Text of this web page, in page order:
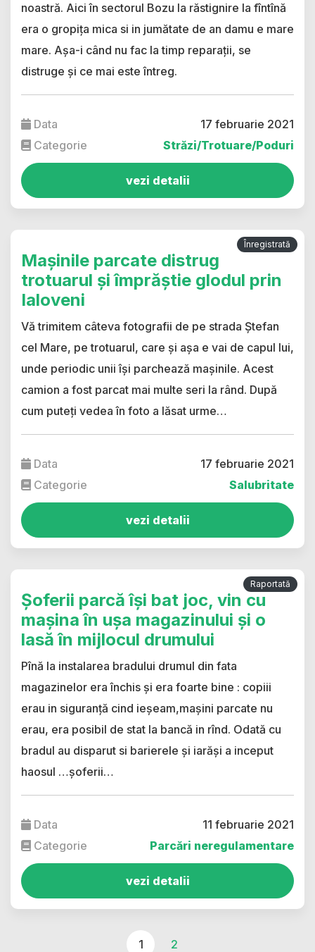
noastră. Aici în sectorul Bozu la răstignire la fîntînă
era o gropița mica si in jumătate de an damu e mare
mare. Așa-i când nu fac la timp reparații, se
distruge și ce mai este întreg.
Data
17 februarie 2021
Categorie
Străzi/Trotuare/Poduri
vezi detalii
Înregistrată
Mașinile parcate distrug
trotuarul și împrăștie glodul prin
Ialoveni
Vă trimitem câteva fotografii de pe strada Ștefan
cel Mare, pe trotuarul, care și așa e vai de capul lui,
unde periodic unii își parchează mașinile. Acest
camion a fost parcat mai multe seri la rând. După
cum puteți vedea în foto a lăsat urme…
Data
17 februarie 2021
Categorie
Salubritate
vezi detalii
Raportată
Șoferii parcă își bat joc, vin cu
mașina în ușa magazinului și o
lasă în mijlocul drumului
Pînă la instalarea bradului drumul din fata
magazinelor era închis și era foarte bine : copiii
erau in siguranță cind ieșeam,mașini parcate nu
erau, era posibil de stat la bancă in rînd. Odată cu
bradul au disparut si barierele și iarăși a inceput
haosul …șoferii…
Data
11 februarie 2021
Categorie
Parcări neregulamentare
vezi detalii
1 2